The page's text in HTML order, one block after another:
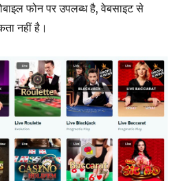
फोन पर उपलब्ध है, वेबसाइट से
नहीं है।